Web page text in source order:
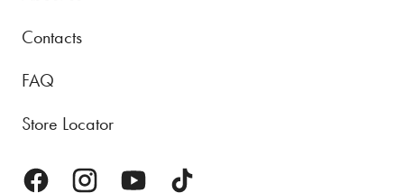
Contacts
FAQ
Store Locator